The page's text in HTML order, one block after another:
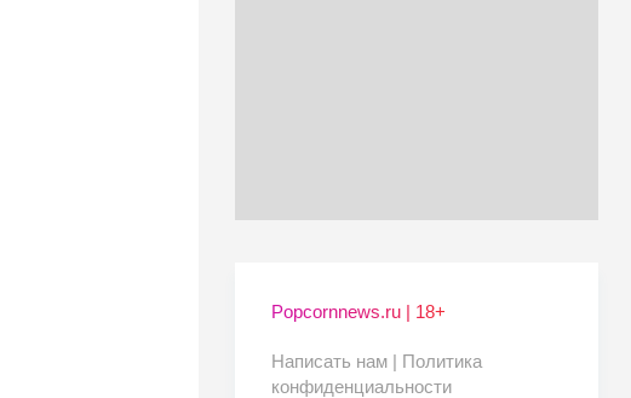
Popcornnews.ru | 18+
Написать нам | Политика
конфиденциальности